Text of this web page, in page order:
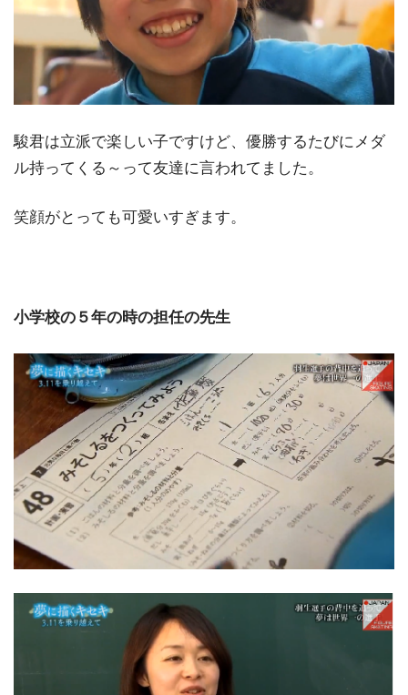
駿君は立派で楽しい子ですけど、優勝するたびにメダ
ル持ってくる～って友達に言われてました。
笑顔がとっても可愛いすぎます。
小学校の５年の時の担任の先生